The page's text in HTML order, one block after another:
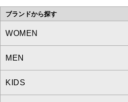
ブランドから探す
WOMEN
a.v.v
MICHEL KLEIN
MEN
a.v.v
KIDS